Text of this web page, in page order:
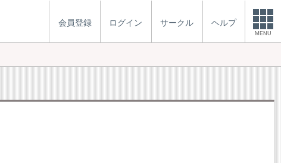
会員登録 ログイン サークル ヘルプ
MENU